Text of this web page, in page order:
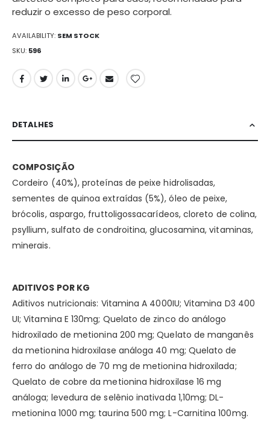
reduzir o excesso de peso corporal.
AVAILABILITY: SEM STOCK
SKU 596
DETALHES
COMPOSIÇÃO
Cordeiro (40%), proteínas de peixe hidrolisadas,
sementes de quinoa extraídas (5%), óleo de peixe,
brócolis, aspargo, fruttoligossacarídeos, cloreto de colina,
psyllium, sulfato de condroitina, glucosamina, vitaminas,
minerais.
ADITIVOS POR KG
Aditivos nutricionais: Vitamina A 4000IU; Vitamina D3 400
UI; Vitamina E 130mg; Quelato de zinco do análogo
hidroxilado de metionina 200 mg; Quelato de manganês
da metionina hidroxilase análoga 40 mg; Quelato de
ferro do análogo de 70 mg de metionina hidroxilada;
Quelato de cobre da metionina hidroxilase 16 mg
análoga; levedura de selênio inativada 1,10mg; DL-
metionina 1000 mg; taurina 500 mg; L-Carnitina 100mg.